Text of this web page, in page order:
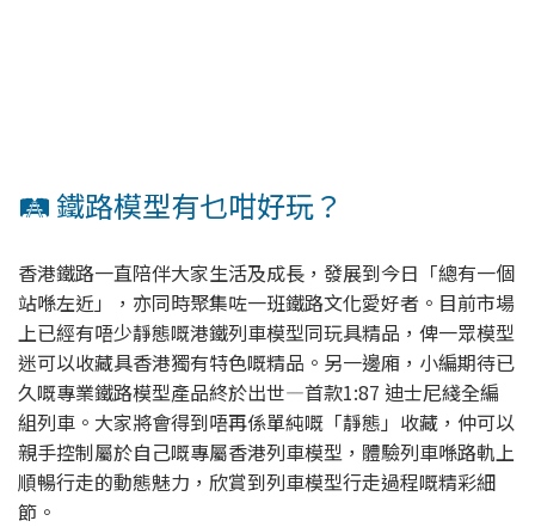
🛤️ 鐵路模型有乜咁好玩？
香港鐵路一直陪伴大家生活及成長，發展到今日「總有一個
站喺左近」，亦同時聚集咗一班鐵路文化愛好者。目前市場
上已經有唔少靜態嘅港鐵列車模型同玩具精品，俾一眾模型
迷可以收藏具香港獨有特色嘅精品。另一邊廂，小編期待已
久嘅專業鐵路模型產品終於出世—首款1:87 迪士尼綫全編
組列車。大家將會得到唔再係單純嘅「靜態」收藏，仲可以
親手控制屬於自己嘅專屬香港列車模型，體驗列車喺路軌上
順暢行走的動態魅力，欣賞到列車模型行走過程嘅精彩細
節。